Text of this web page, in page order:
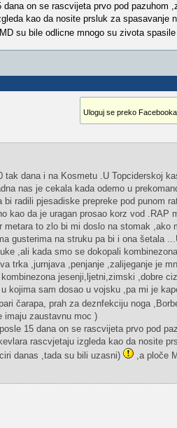
on se rascvijeta prvo pod pazuhom
kao da nosite prsluk za spasavanje
su bile odlicne mnogo su zivota
Uloguj se preko
dana i na Kosmetu .U Topciderskoj
nas je cekala kada odemo u
radili pjesadiske prepreke pod punom
kao da je uragan prosao korz vod .RAP
metara to zlo bi mi doslo na stomak ,ako
gusterima na struku pa bi i ona šetala
,ali kada smo se dokopali
trka ,jurnjava ,penjanje ,zalijeganje je
jesenji,ljetni,zimski ,dobre
kojima sam dosao u vojsku ,pa mi je
čarapa, prah za deznfekciju noga
imaju zaustavnu moc )
15 dana on se rascvijeta prvo pod
rascvjetaju izgleda kao da nosite
danas ,tada su bili uzasni)
,a ploče